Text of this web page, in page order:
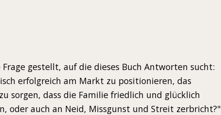
gestellt, auf die dieses Buch Antworten sucht:
erfolgreich am Markt zu positionieren, das
sorgen, dass die Familie friedlich und glücklich
oder auch an Neid, Missgunst und Streit zerbricht?"